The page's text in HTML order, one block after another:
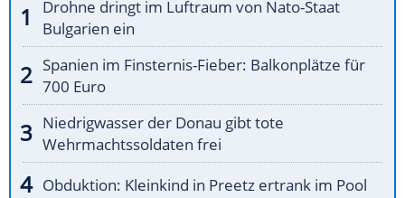
Drohne dringt im Luftraum von Nato-Staat
Bulgarien ein
Spanien im Finsternis-Fieber: Balkonplätze für
700 Euro
Niedrigwasser der Donau gibt tote
Wehrmachtssoldaten frei
Obduktion: Kleinkind in Preetz ertrank im Pool